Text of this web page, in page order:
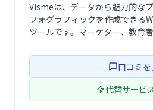
Vismeは、データから魅力的な
フォグラフィックを作成できる
ツールです。マーケター、教育
応で、デバイスを選ばず、プロ
関するコンテンツを簡単に作成
口コミを
代替サービ